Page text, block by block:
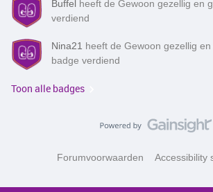
Buffel heeft de Gewoon gezellig en
verdiend
Nina21 heeft de Gewoon gezellig
badge verdiend
Toon alle badges
Forumvoorwaarden Accessibility